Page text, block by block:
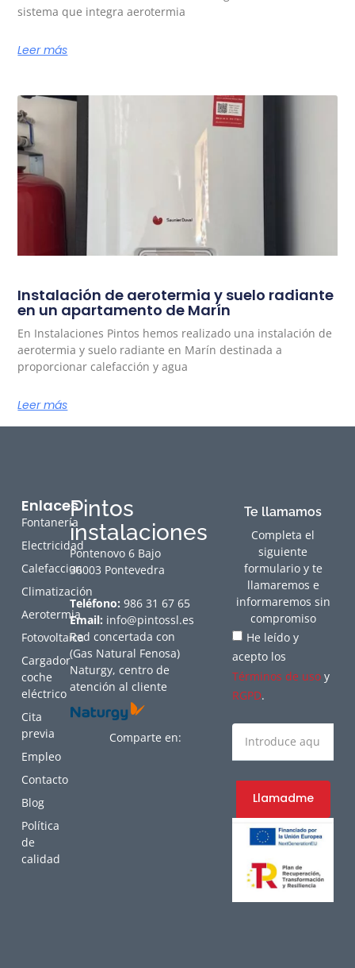
sistema que integra aerotermia
Leer más
Instalación de aerotermia y suelo radiante
en un apartamento de Marín
En Instalaciones Pintos hemos realizado una instalación de
aerotermia y suelo radiante en Marín destinada a
proporcionar calefacción y agua
Leer más
Pintos
instalaciones
Pontenovo 6 Bajo
36003 Pontevedra
Teléfono: 986 31 67 65
Email: info@pintossl.es
Red concertada con
(Gas Natural Fenosa)
Naturgy, centro de
atención al cliente
Comparte en:
Enlaces
Fontanería
Electricidad
Calefaccion
Climatización
Aerotermia
Fotovoltaica
Cargador
coche
eléctrico
Cita
previa
Empleo
Contacto
Blog
Política
de
calidad
Te llamamos
Completa el
siguiente
formulario y te
llamaremos e
informaremos sin
compromiso
He leído y
acepto los
Términos de uso y
RGPD.
Llamadme